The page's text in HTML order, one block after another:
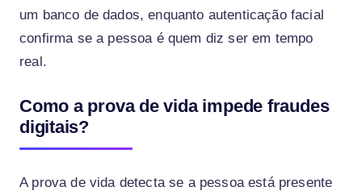
um banco de dados, enquanto autenticação facial
confirma se a pessoa é quem diz ser em tempo
real.
Como a prova de vida impede fraudes
digitais?
A prova de vida detecta se a pessoa está presente